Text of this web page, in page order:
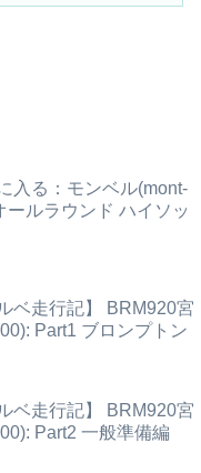
入る：モンベル(mont-
ールラウンド ハイソッ
ベ走行記】 BRM920宮
Part1 ブロンプトン
ベ走行記】 BRM920宮
Part2 一般準備編